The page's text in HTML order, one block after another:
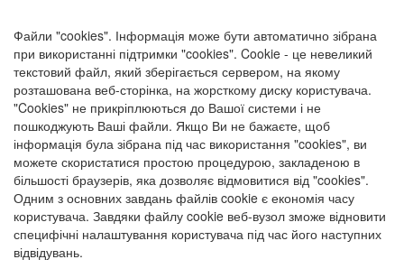
Файли "cookies". Інформація може бути автоматично зібрана
при використанні підтримки "cookies". Cookie - це невеликий
текстовий файл, який зберігається сервером, на якому
розташована веб-сторінка, на жорсткому диску користувача.
"Cookies" не прикріплюються до Вашої системи і не
пошкоджують Ваші файли. Якщо Ви не бажаєте, щоб
інформація була зібрана під час використання "cookies", ви
можете скористатися простою процедурою, закладеною в
більшості браузерів, яка дозволяє відмовитися від "cookies".
Одним з основних завдань файлів cookie є економія часу
користувача. Завдяки файлу cookie веб-вузол зможе відновити
специфічні налаштування користувача під час його наступних
відвідувань.